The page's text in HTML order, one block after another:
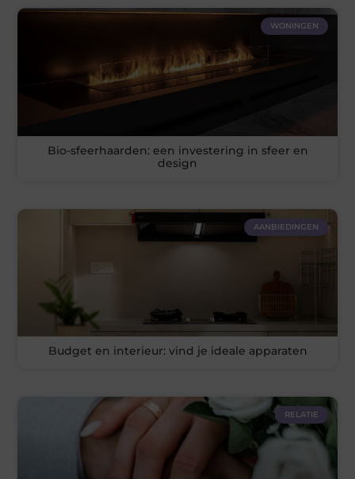
WONINGEN
Bio-sfeerhaarden: een investering in sfeer en
design
AANBIEDINGEN
Budget en interieur: vind je ideale apparaten
RELATIE